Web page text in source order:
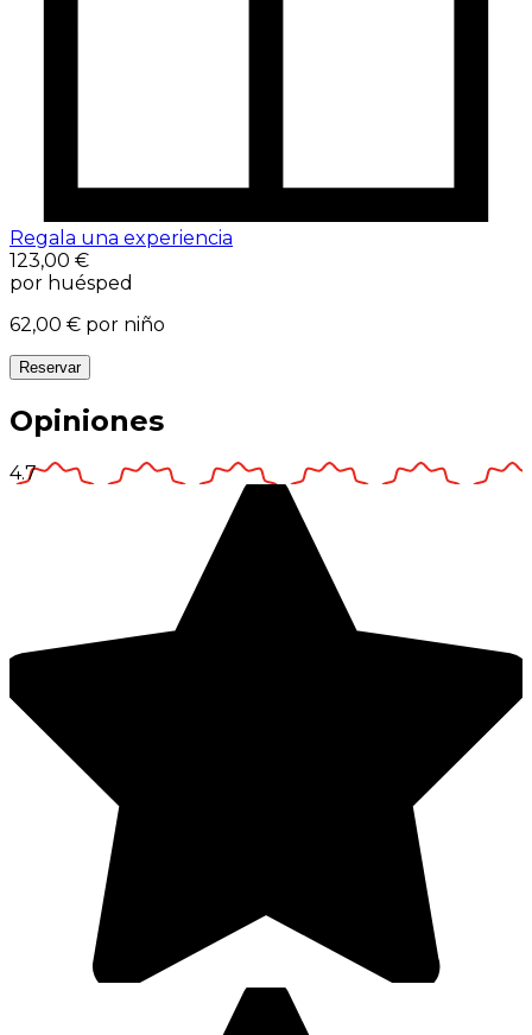
Regala una experiencia
123,00 €
por huésped
62,00 € por niño
Reservar
Opiniones
4.7